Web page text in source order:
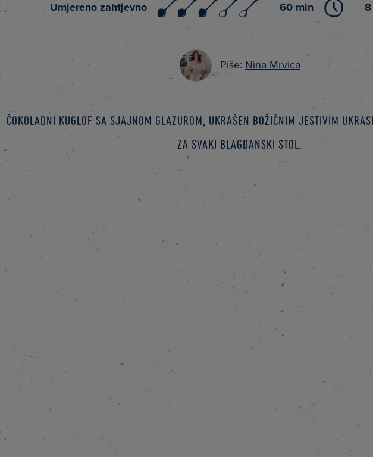
Umjereno zahtjevno 60 min 8
Piše: Nina Mrvica
Čokoladni kuglof sa sjajnom glazurom, ukrašen božićnim jestivim
za svaki blagdanski stol.